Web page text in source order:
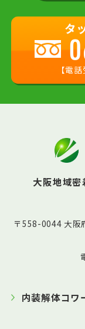
タ
【電
大阪地域
〒558-0044 大阪
内装解体コワ